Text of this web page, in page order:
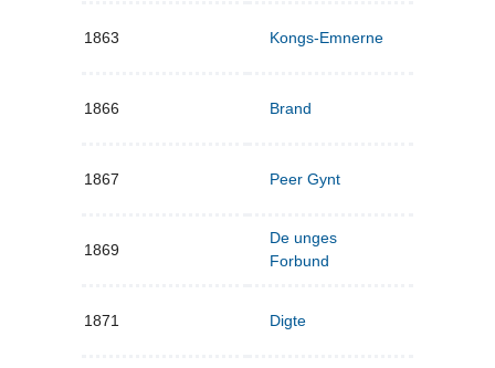
1863 Kongs-Emnerne
1866 Brand
1867 Peer Gynt
1869
De unges
Forbund
1871 Digte